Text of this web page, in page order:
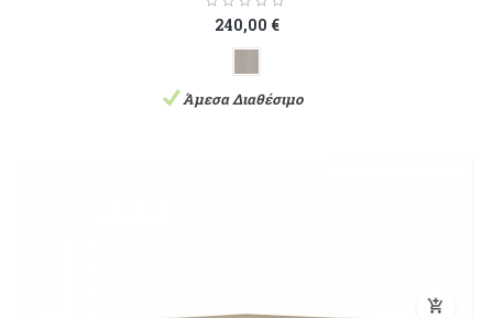
240,00 €
Άμεσα Διαθέσιμο
add_shopping_cart